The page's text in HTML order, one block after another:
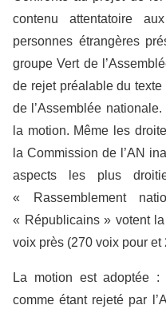
contenu attentatoire
personnes étrangères
groupe Vert de
de rejet préalable du
de l’Assemblée
la motion. Même les
la Commission de l’AN
aspects les plus
« Rassemblement
« Républicains » votent
voix près (270 voix pour et
La motion est adoptée
comme étant rejeté par